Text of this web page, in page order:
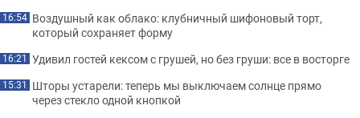
16:54 Воздушный как облако: клубничный шифоновый торт,
который сохраняет форму
16:21 Удивил гостей кексом с грушей, но без груши: все в восторге
15:31 Шторы устарели: теперь мы выключаем солнце прямо
через стекло одной кнопкой